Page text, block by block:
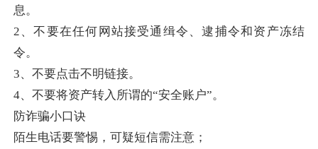
息。
2、不要在任何网站接受通缉令、逮捕令和资产冻结
令。
3、不要点击不明链接。
4、不要将资产转入所谓的“安全账户”。
防诈骗小口诀
陌生电话要警惕，可疑短信需注意；